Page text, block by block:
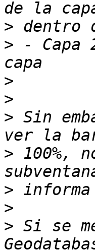
>
> - Capa
>
>
> Sin
> 100%,
>
>
> Si se